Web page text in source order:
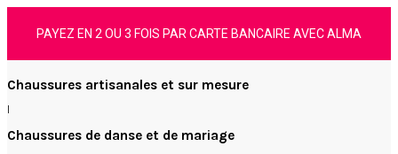
PAYEZ EN 2 OU 3 FOIS PAR CARTE BANCAIRE AVEC ALMA
Chaussures artisanales et sur mesure
Chaussures de danse et de mariage